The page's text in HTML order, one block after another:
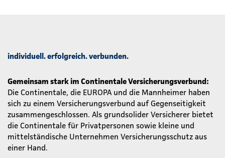
individuell. erfolgreich. verbunden.
Gemeinsam stark im Continentale Versicherungsverbund:
Die Continentale, die EUROPA und die Mannheimer haben
sich zu einem Versicherungsverbund auf Gegenseitigkeit
zusammengeschlossen. Als grundsolider Versicherer bietet
die Continentale für Privatpersonen sowie kleine und
mittelständische Unternehmen Versicherungsschutz aus
einer Hand.